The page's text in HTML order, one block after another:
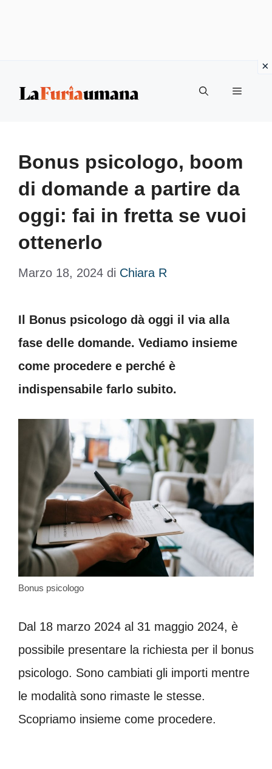
Menu
Bonus psicologo, boom
di domande a partire da
oggi: fai in fretta se vuoi
ottenerlo
Marzo 18, 2024 di Chiara R
Il Bonus psicologo dà oggi il via alla
fase delle domande. Vediamo insieme
come procedere e perché è
indispensabile farlo subito.
Bonus psicologo
Dal 18 marzo 2024 al 31 maggio 2024, è
possibile presentare la richiesta per il bonus
psicologo. Sono cambiati gli importi mentre
le modalità sono rimaste le stesse.
Scopriamo insieme come procedere.